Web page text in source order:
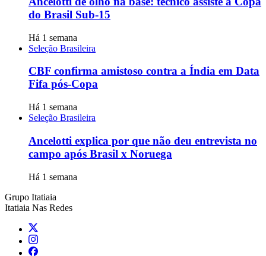
do Brasil Sub-15
Há 1 semana
Seleção Brasileira
CBF confirma amistoso contra a Índia em Data
Fifa pós-Copa
Há 1 semana
Seleção Brasileira
Ancelotti explica por que não deu entrevista no
campo após Brasil x Noruega
Há 1 semana
Grupo Itatiaia
Itatiaia Nas Redes